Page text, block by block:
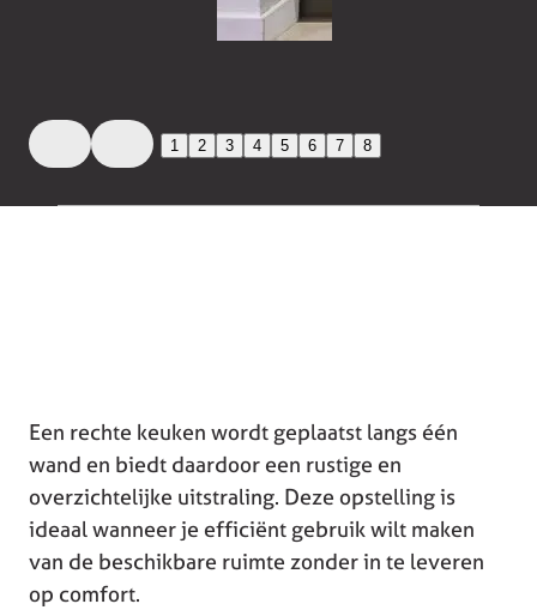
1 2 3 4 5 6 7 8
Een rechte keuken wordt geplaatst langs één
wand en biedt daardoor een rustige en
overzichtelijke uitstraling. Deze opstelling is
ideaal wanneer je efficiënt gebruik wilt maken
van de beschikbare ruimte zonder in te leveren
op comfort.